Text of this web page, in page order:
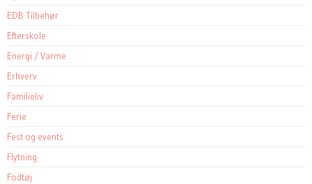
EDB Tilbehør
Efterskole
Energi / Varme
Erhverv
Familieliv
Ferie
Fest og events
Flytning
Fodtøj